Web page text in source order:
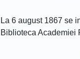
La 6 august 1867 se
Biblioteca Academiei